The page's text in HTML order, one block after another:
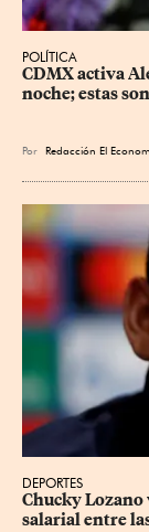
POLÍTICA
CDMX activa
noche; estas
Por Redacción El
DEPORTES
Chucky Lozano
salarial entre